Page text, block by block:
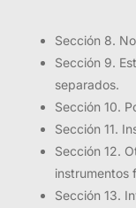
Sección 8.
Sección 9.
separados.
Sección 10.
Sección 11.
Sección 12.
instrumentos
Sección 13.